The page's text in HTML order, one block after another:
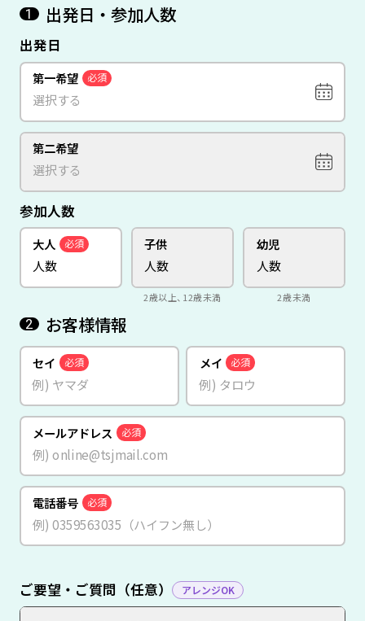
1 出発日・参加人数
出発日
第一希望 必須
第二希望
参加人数
大人 必須 子供
2歳以上、12歳未満
幼児
2歳未満
2 お客様情報
セイ 必須 メイ 必須
メールアドレス 必須
電話番号 必須
ご要望・ご質問（任意） アレンジOK